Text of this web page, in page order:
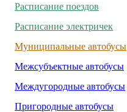
Расписание поездов
Расписание электричек
Муниципальные автобусы
Межсубъектные автобусы
Междугородные автобусы
Пригородные автобусы